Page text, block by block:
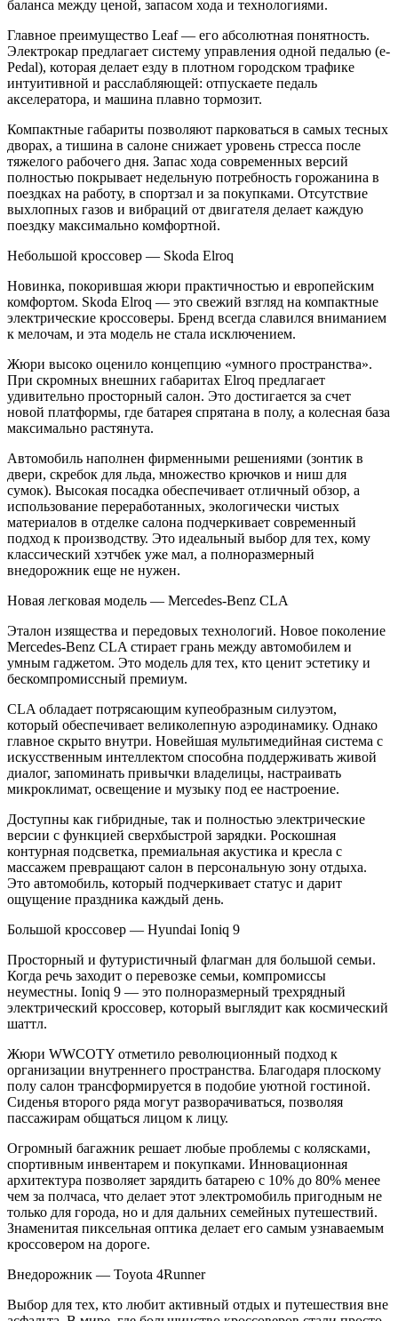
баланса между ценой, запасом хода и технологиями.
Главное преимущество Leaf — его абсолютная понятность.
Электрокар предлагает систему управления одной педалью (e-
Pedal), которая делает езду в плотном городском трафике
интуитивной и расслабляющей: отпускаете педаль
акселератора, и машина плавно тормозит.
Компактные габариты позволяют парковаться в самых тесных
дворах, а тишина в салоне снижает уровень стресса после
тяжелого рабочего дня. Запас хода современных версий
полностью покрывает недельную потребность горожанина в
поездках на работу, в спортзал и за покупками. Отсутствие
выхлопных газов и вибраций от двигателя делает каждую
поездку максимально комфортной.
Небольшой кроссовер — Skoda Elroq
Новинка, покорившая жюри практичностью и европейским
комфортом. Skoda Elroq — это свежий взгляд на компактные
электрические кроссоверы. Бренд всегда славился вниманием
к мелочам, и эта модель не стала исключением.
Жюри высоко оценило концепцию «умного пространства».
При скромных внешних габаритах Elroq предлагает
удивительно просторный салон. Это достигается за счет
новой платформы, где батарея спрятана в полу, а колесная база
максимально растянута.
Автомобиль наполнен фирменными решениями (зонтик в
двери, скребок для льда, множество крючков и ниш для
сумок). Высокая посадка обеспечивает отличный обзор, а
использование переработанных, экологически чистых
материалов в отделке салона подчеркивает современный
подход к производству. Это идеальный выбор для тех, кому
классический хэтчбек уже мал, а полноразмерный
внедорожник еще не нужен.
Новая легковая модель — Mercedes-Benz CLA
Эталон изящества и передовых технологий. Новое поколение
Mercedes-Benz CLA стирает грань между автомобилем и
умным гаджетом. Это модель для тех, кто ценит эстетику и
бескомпромиссный премиум.
CLA обладает потрясающим купеобразным силуэтом,
который обеспечивает великолепную аэродинамику. Однако
главное скрыто внутри. Новейшая мультимедийная система с
искусственным интеллектом способна поддерживать живой
диалог, запоминать привычки владелицы, настраивать
микроклимат, освещение и музыку под ее настроение.
Доступны как гибридные, так и полностью электрические
версии с функцией сверхбыстрой зарядки. Роскошная
контурная подсветка, премиальная акустика и кресла с
массажем превращают салон в персональную зону отдыха.
Это автомобиль, который подчеркивает статус и дарит
ощущение праздника каждый день.
Большой кроссовер — Hyundai Ioniq 9
Просторный и футуристичный флагман для большой семьи.
Когда речь заходит о перевозке семьи, компромиссы
неуместны. Ioniq 9 — это полноразмерный трехрядный
электрический кроссовер, который выглядит как космический
шаттл.
Жюри WWCOTY отметило революционный подход к
организации внутреннего пространства. Благодаря плоскому
полу салон трансформируется в подобие уютной гостиной.
Сиденья второго ряда могут разворачиваться, позволяя
пассажирам общаться лицом к лицу.
Огромный багажник решает любые проблемы с колясками,
спортивным инвентарем и покупками. Инновационная
архитектура позволяет зарядить батарею с 10% до 80% менее
чем за полчаса, что делает этот электромобиль пригодным не
только для города, но и для дальних семейных путешествий.
Знаменитая пиксельная оптика делает его самым узнаваемым
кроссовером на дороге.
Внедорожник — Toyota 4Runner
Выбор для тех, кто любит активный отдых и путешествия вне